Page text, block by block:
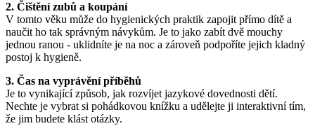
2. Čištění zubů a koupání
V tomto věku může do hygienických praktik zapojit přímo dítě a
naučit ho tak správným návykům. Je to jako zabít dvě mouchy
jednou ranou - uklidníte je na noc a zároveň podpoříte jejich kladný
postoj k hygieně.
3. Čas na vyprávění příběhů
Je to vynikající způsob, jak rozvíjet jazykové dovednosti dětí.
Nechte je vybrat si pohádkovou knížku a udělejte ji interaktivní tím,
že jim budete klást otázky.